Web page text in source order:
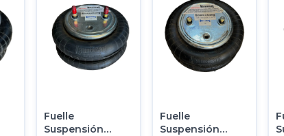
Fuelle
Suspensión
Fuelle
Suspensión